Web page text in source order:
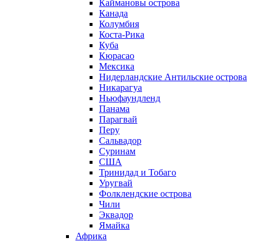
Каймановы острова
Канада
Колумбия
Коста-Рика
Куба
Кюрасао
Мексика
Нидерландские Антильские острова
Никарагуа
Ньюфаундленд
Панама
Парагвай
Перу
Сальвадор
Суринам
США
Тринидад и Тобаго
Уругвай
Фолклендские острова
Чили
Эквадор
Ямайка
Африка